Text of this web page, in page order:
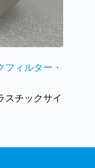
フィルター・
スチックサイ